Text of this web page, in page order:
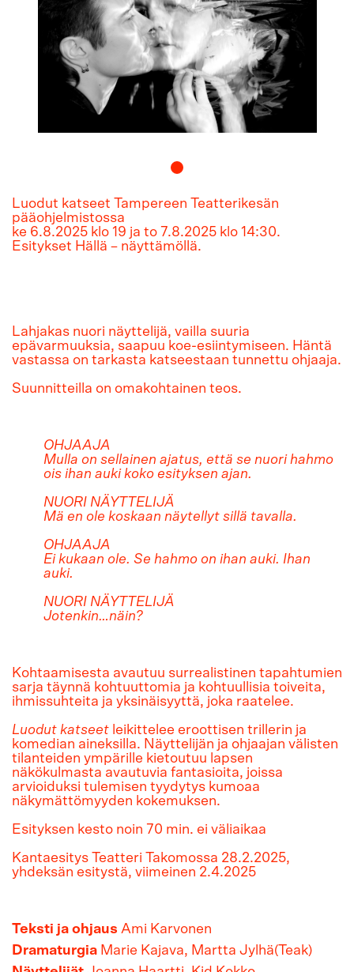
Luodut katseet Tampereen Teatterikesän
pääohjelmistossa
ke 6.8.2025 klo 19 ja to 7.8.2025 klo 14:30.
Esitykset Hällä – näyttämöllä.
Lahjakas nuori näyttelijä, vailla suuria
epävarmuuksia, saapuu koe-esiintymiseen. Häntä
vastassa on tarkasta katseestaan tunnettu ohjaaja.
Suunnitteilla on omakohtainen teos.
OHJAAJA
Mulla on sellainen ajatus, että se nuori hahmo
ois ihan auki koko esityksen ajan.
NUORI NÄYTTELIJÄ
Mä en ole koskaan näytellyt sillä tavalla.
OHJAAJA
Ei kukaan ole. Se hahmo on ihan auki. Ihan
auki.
NUORI NÄYTTELIJÄ
Jotenkin…näin?
Kohtaamisesta avautuu surrealistinen tapahtumien
sarja täynnä kohtuuttomia ja kohtuullisia toiveita,
ihmissuhteita ja yksinäisyyttä, joka raatelee.
Luodut katseet leikittelee eroottisen trillerin ja
komedian aineksilla. Näyttelijän ja ohjaajan välisten
tilanteiden ympärille kietoutuu lapsen
näkökulmasta avautuvia fantasioita, joissa
arvioiduksi tulemisen tyydytys kumoaa
näkymättömyyden kokemuksen.
Esityksen kesto noin 70 min. ei väliaikaa
Kantaesitys Teatteri Takomossa 28.2.2025,
yhdeksän esitystä, viimeinen 2.4.2025
Teksti ja ohjaus Ami Karvonen
Dramaturgia Marie Kajava, Martta Jylhä(Teak)